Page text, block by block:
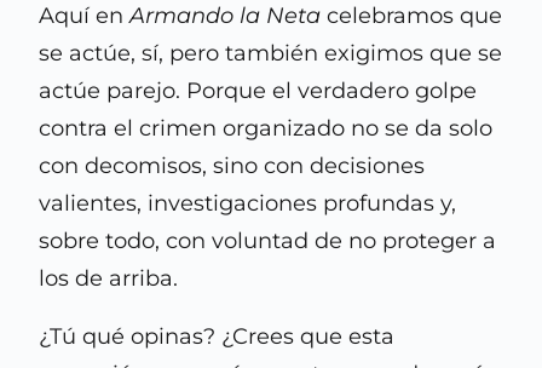
Aquí enArmando la Neta celebramos que
se actúe, sí, pero también exigimos que se
actúe parejo. Porque el verdadero golpe
contra el crimen organizado no se da solo
con decomisos, sino con decisiones
valientes, investigaciones profundas y,
sobre todo, con voluntad de no proteger a
los de arriba.
¿Tú qué opinas? ¿Crees que esta